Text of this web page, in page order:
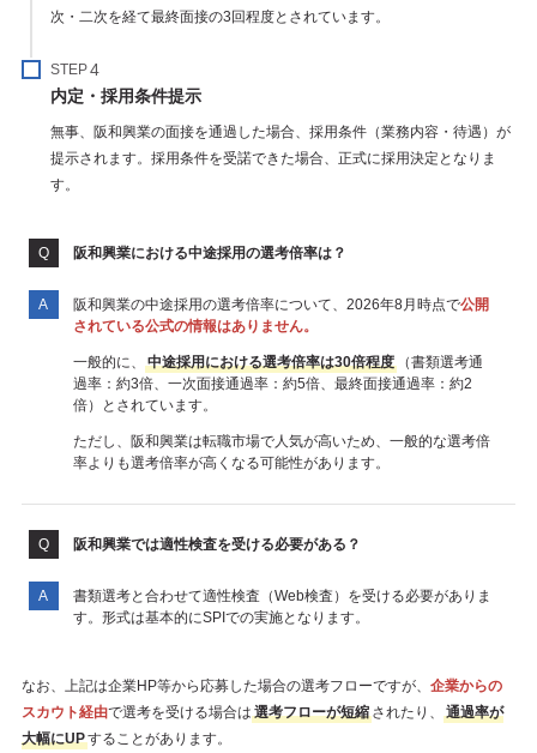
次・二次を経て最終面接の3回程度とされています。
STEP
内定・採用条件提示
無事、阪和興業の面接を通過した場合、採用条件（業務内容・待遇）が
提示されます。採用条件を受諾できた場合、正式に採用決定となりま
す。
阪和興業における中途採用の選考倍率は？
阪和興業の中途採用の選考倍率について、2026年8月時点で公開
されている公式の情報はありません。
一般的に、 中途採用における選考倍率は30倍程度（書類選考通
過率：約3倍、一次面接通過率：約5倍、最終面接通過率：約2
倍）とされています。
ただし、阪和興業は転職市場で人気が高いため、一般的な選考倍
率よりも選考倍率が高くなる可能性があります。
阪和興業では適性検査を受ける必要がある？
書類選考と合わせて適性検査（Web検査）を受ける必要がありま
す。形式は基本的にSPIでの実施となります。
なお、上記は企業HP等から応募した場合の選考フローですが、 企業からの
スカウト経由で選考を受ける場合は 選考フローが短縮されたり、
通過率が
大幅にUPすることがあります。